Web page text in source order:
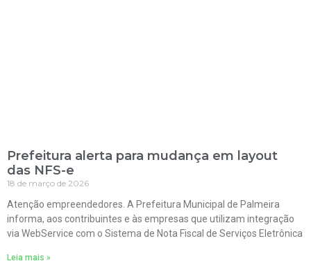
Prefeitura alerta para mudança em layout
das NFS-e
18 de março de 2026
Atenção empreendedores. A Prefeitura Municipal de Palmeira
informa, aos contribuintes e às empresas que utilizam integração
via WebService com o Sistema de Nota Fiscal de Serviços Eletrônica
Leia mais »